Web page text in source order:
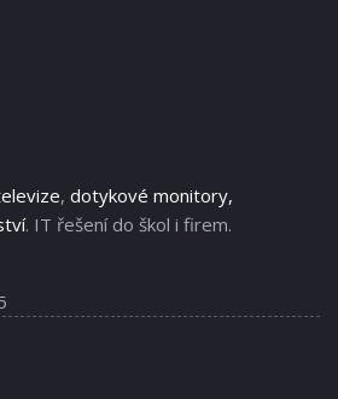
, dotykové monitory,
. IT řešení do škol i firem.